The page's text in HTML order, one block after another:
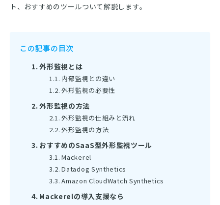
ト、おすすめのツールついて解説します。
この記事の目次
外形監視とは
内部監視との違い
外形監視の必要性
外形監視の方法
外形監視の仕組みと流れ
外形監視の方法
おすすめのSaaS型外形監視ツール
Mackerel
Datadog Synthetics
Amazon CloudWatch Synthetics
Mackerelの導入支援なら